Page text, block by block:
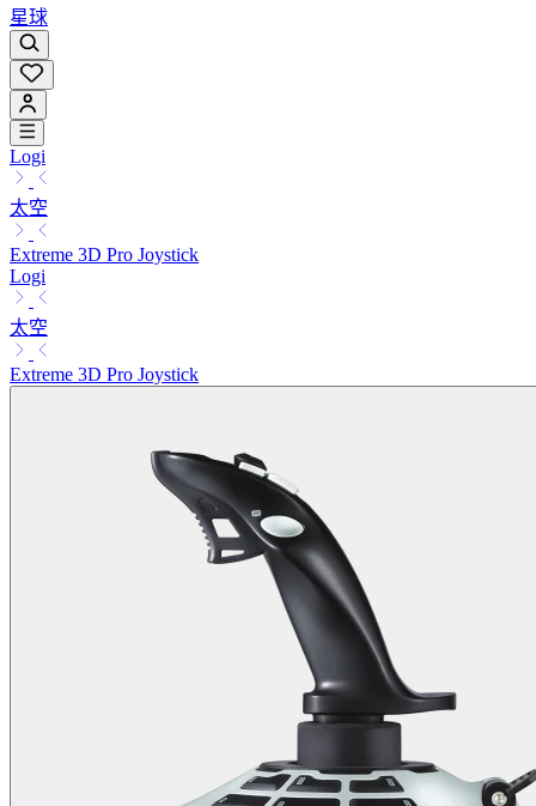
星球
Logi
太空
Extreme 3D Pro Joystick
Logi
太空
Extreme 3D Pro Joystick